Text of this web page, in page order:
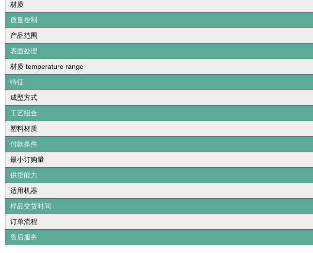
材质
质量控制
产品范围
表面处理
材质 temperature range
特征
成型方式
工艺组合
塑料材质
付款条件
最小订购量
供货能力
适用机器
样品交货时间
订单流程
售后服务